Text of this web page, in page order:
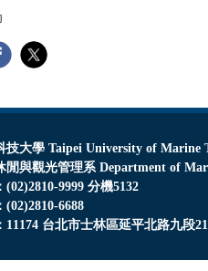
技大學 Taipei University of Marine
閒與觀光管理系 Department of
(02)2810-9999 分機5132
(02)2810-6688
11174 台北市士林區延平北路九段